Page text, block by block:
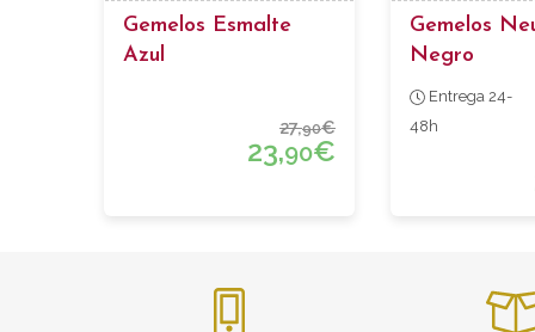
Gemelos Esmalte
Azul
27,90€
23,90€
Gemelos
Negro
Entrega 24-
48h